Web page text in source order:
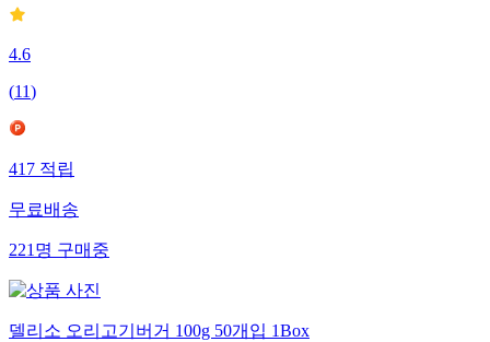
4.6
(11)
417 적립
무료배송
221 명 구매중
델리소 오리고기버거 100g 50개입 1Box